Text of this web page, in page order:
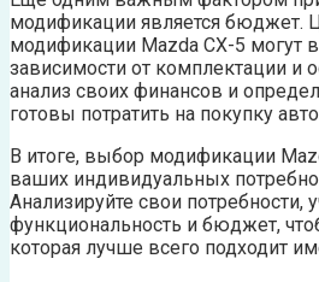
модификации является бюджет.
модификации Mazda CX-5 могут
зависимости от комплектации и
анализ своих финансов и
готовы потратить на покупку
В итоге, выбор модификации
ваших индивидуальных
Анализируйте свои потребности,
функциональность и бюджет,
которая лучше всего подходит